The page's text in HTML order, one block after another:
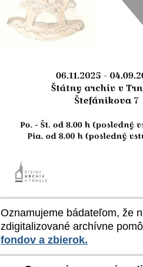
Oznamujeme bádateľom, že
zdigitalizované archívne
fondov a zbierok.